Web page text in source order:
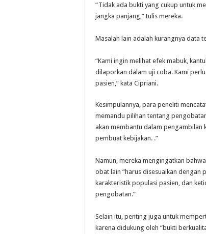
“Tidak ada bukti yang cukup untuk
jangka panjang,” tulis mereka.
Masalah lain adalah kurangnya data
“Kami ingin melihat efek mabuk,
dilaporkan dalam uji coba. Kami
pasien,” kata Cipriani.
Kesimpulannya, para peneliti
memandu pilihan tentang
akan membantu dalam pengambilan
pembuat kebijakan. .”
Namun, mereka mengingatkan
obat lain “harus disesuaikan dengan
karakteristik populasi pasien, dan
pengobatan.”
Selain itu, penting juga untuk
karena didukung oleh “bukti